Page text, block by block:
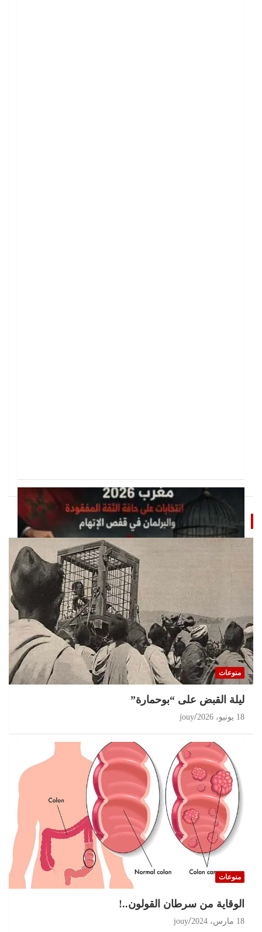
تحقيقات
مغرب 2026 انتخابات على حافة الثقة المفقودة و
البرلمان في قفص الإتهام
jouy
منوعات
منوعات
ليلة القبض على “بوحمارة”
18 يونيو، 2026 jouy
منوعات
الوقاية من سرطان القولون..!
18 مارس، 2024 jouy